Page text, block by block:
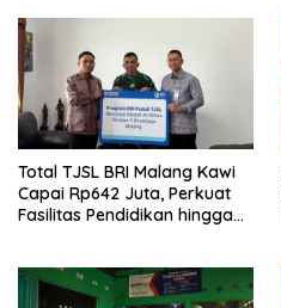
Total TJSL BRI Malang Kawi
Capai Rp642 Juta, Perkuat
Fasilitas Pendidikan hingga